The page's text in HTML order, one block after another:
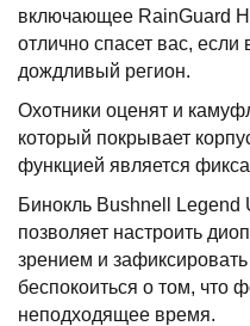
включающее RainGuard
отлично спасет вас,
дождливый регион.
Охотники оценят и
который покрывает
функцией является
Бинокль Bushnell Legend
позволяет настроить
зрением и
беспокоиться о том, что
неподходящее время.